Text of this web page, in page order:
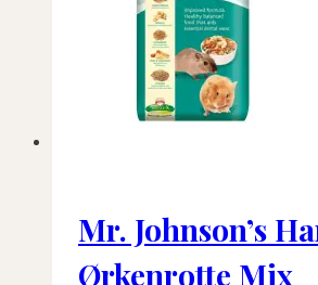
Mr. Johnson’s
Ørkenrotte Mix